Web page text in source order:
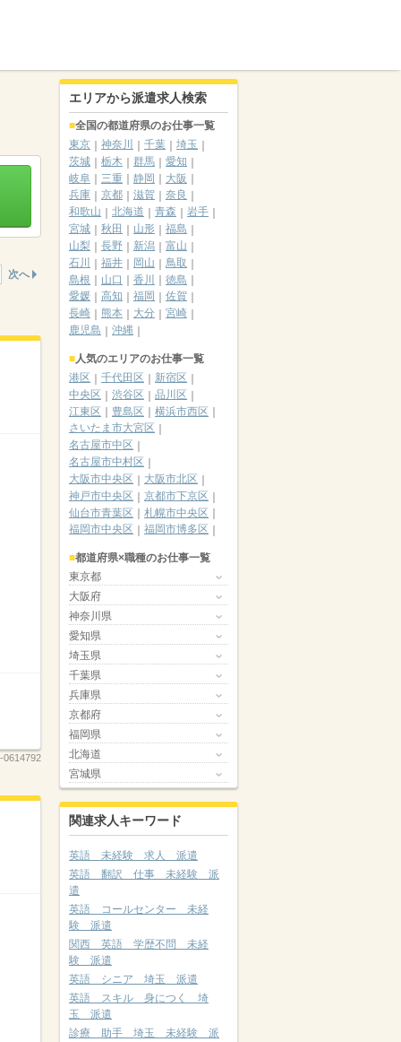
次へ
0614792
エリアから派遣求人検索
全国の都道府県のお仕事一覧
東京
神奈川 千葉
埼玉
茨城
栃木 群馬
愛知
岐阜
三重 静岡
大阪
兵庫
京都 滋賀
奈良
和歌山
北海道 青森
岩手
宮城
秋田 山形
福島
山梨
長野 新潟
富山
石川
福井 岡山
鳥取
島根
山口 香川
徳島
愛媛
高知 福岡
佐賀
長崎
熊本 大分
宮崎
鹿児島
沖縄
人気のエリアのお仕事一覧
港区
千代田区
新宿区
中央区
渋谷区
品川区
江東区
豊島区
横浜市西区
さいたま市大宮区
名古屋市中区
名古屋市中村区
大阪市中央区
大阪市北区
神戸市中央区
京都市下京区
仙台市青葉区
札幌市中央区
福岡市中央区
福岡市博多区
都道府県×職種のお仕事一覧
東京都
大阪府
神奈川県
愛知県
埼玉県
千葉県
兵庫県
京都府
福岡県
北海道
宮城県
関連求人キーワード
英語 未経験 求人 派遣
英語 翻訳 仕事 未経験 派
遣
英語 コールセンター 未経
験 派遣
関西 英語 学歴不問 未経
験 派遣
英語 シニア 埼玉 派遣
英語 スキル 身につく 埼
玉 派遣
診療 助手 埼玉 未経験 派